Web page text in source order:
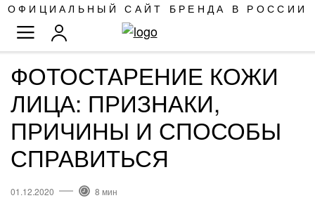
SKIP
TO
CONTENT
ОФИЦИАЛЬНЫЙ САЙТ БРЕНДА В РОССИИ
ФОТОСТАРЕНИЕ КОЖИ
ЛИЦА: ПРИЗНАКИ,
ПРИЧИНЫ И СПОСОБЫ
СПРАВИТЬСЯ
01.12.2020
8 мин